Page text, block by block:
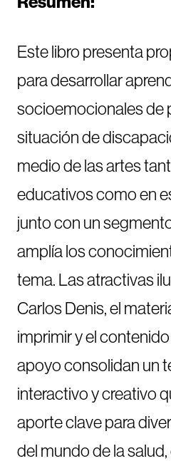
Este libro presenta
para desarrollar
socioemocionales de
situación de
medio de las artes
educativos como en
junto con un
amplía los
tema. Las atractivas
Carlos Denis, el
imprimir y el
apoyo consolidan un
interactivo y creativo
aporte clave para
del mundo de la